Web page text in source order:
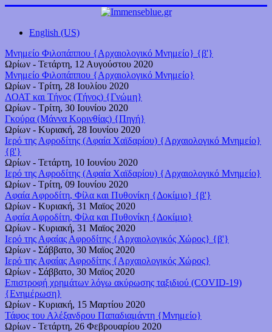
English (US)
Μνημείο Φιλοπάππου {Αρχαιολογικό Μνημείο} {β'}
Ωρίων - Τετάρτη, 12 Αυγούστου 2020
Μνημείο Φιλοπάππου {Αρχαιολογικό Μνημείο}
Ωρίων - Τρίτη, 28 Ιουλίου 2020
ΛΟΑΤ και Τήνος (Τήνος) {Γνώμη}
Ωρίων - Τρίτη, 30 Ιουνίου 2020
Γκούρα (Μάννα Κορινθίας) {Πηγή}
Ωρίων - Κυριακή, 28 Ιουνίου 2020
Ιερό της Αφροδίτης (Αφαία Χαϊδαρίου) {Αρχαιολογικό Μνημείο}
{β'}
Ωρίων - Τετάρτη, 10 Ιουνίου 2020
Ιερό της Αφροδίτης (Αφαία Χαϊδαρίου) {Αρχαιολογικό Μνημείο}
Ωρίων - Τρίτη, 09 Ιουνίου 2020
Αφαία Αφροδίτη, Φίλα και Πυθονίκη {Δοκίμιο} {β'}
Ωρίων - Κυριακή, 31 Μαϊος 2020
Αφαία Αφροδίτη, Φίλα και Πυθονίκη {Δοκίμιο}
Ωρίων - Κυριακή, 31 Μαϊος 2020
Ιερό της Αφαίας Αφροδίτης {Αρχαιολογικός Χώρος} {β'}
Ωρίων - Σάββατο, 30 Μαϊος 2020
Ιερό της Αφαίας Αφροδίτης {Αρχαιολογικός Χώρος}
Ωρίων - Σάββατο, 30 Μαϊος 2020
Επιστροφή χρημάτων λόγω ακύρωσης ταξιδιού (COVID-19)
{Ενημέρωση}
Ωρίων - Κυριακή, 15 Μαρτίου 2020
Τάφος του Αλέξανδρου Παπαδιαμάντη {Μνημείο}
Ωρίων - Τετάρτη, 26 Φεβρουαρίου 2020